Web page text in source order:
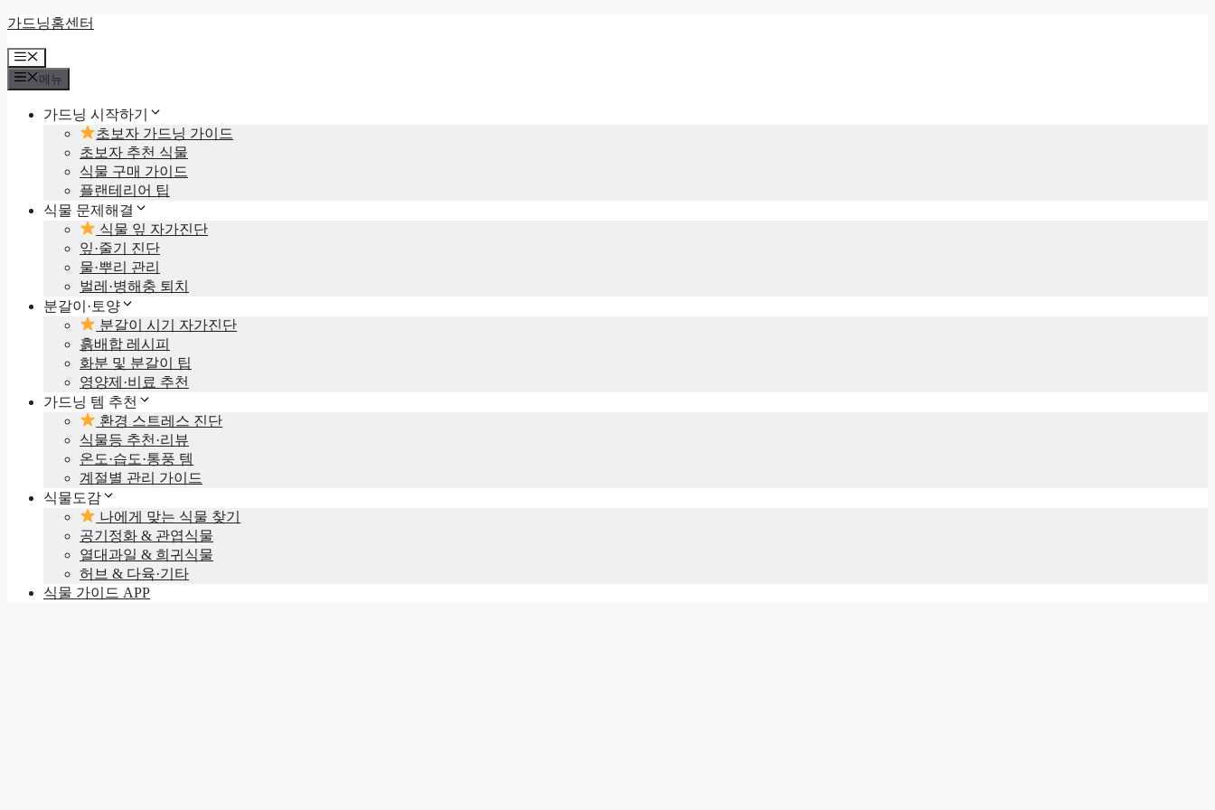
컨
츠
로
가드닝홈센터
메
뉴
메뉴
가드닝 시작하기
초보자 가드닝 가이드
초보자 추천 식물
식물 구매 가이드
플랜테리어 팁
식물 문제해결
식물 잎 자가진단
잎·줄기 진단
물·뿌리 관리
벌레·병해충 퇴치
분갈이·토양
분갈이 시기 자가진단
흙배합 레시피
화분 및 분갈이 팁
영양제·비료 추천
가드닝 템 추천
환경 스트레스 진단
식물등 추천·리뷰
온도·습도·통풍 템
계절별 관리 가이드
식물도감
나에게 맞는 식물 찾기
공기정화 & 관엽식물
열대과일 & 희귀식물
허브 & 다육·기타
식물 가이드 APP